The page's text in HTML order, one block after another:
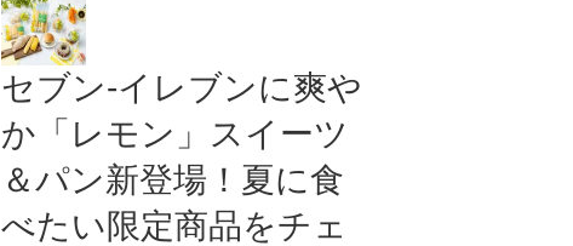
セブン‐イレブンに爽や
か「レモン」スイーツ
＆パン新登場！夏に食
べたい限定商品をチェ